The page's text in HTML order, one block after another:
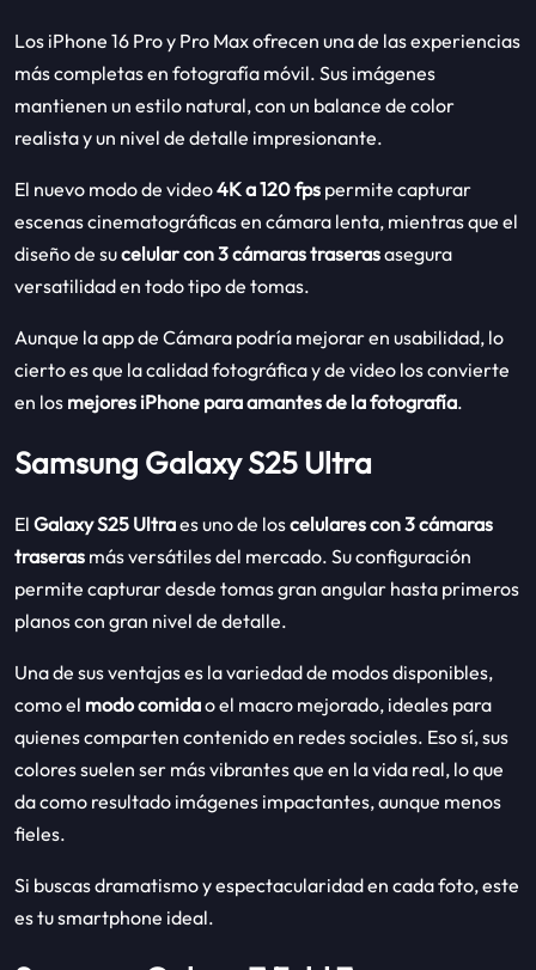
Los iPhone 16 Pro y Pro Max ofrecen una de las experiencias
más completas en fotografía móvil. Sus imágenes
mantienen un estilo natural, con un balance de color
realista y un nivel de detalle impresionante.
El nuevo modo de video4K a 120 fps permite capturar
escenas cinematográficas en cámara lenta, mientras que el
diseño de sucelular con 3 cámaras traserasasegura
versatilidad en todo tipo de tomas.
Aunque la app de Cámara podría mejorar en usabilidad, lo
cierto es que la calidad fotográfica y de video los convierte
en los mejores iPhone para amantes de la fotografía.
Samsung Galaxy S25 Ultra
El Galaxy S25 Ultraes uno de loscelulares con 3 cámaras
traseras más versátiles del mercado. Su configuración
permite capturar desde tomas gran angular hasta primeros
planos con gran nivel de detalle.
Una de sus ventajas es la variedad de modos disponibles,
como el modo comidao el macro mejorado, ideales para
quienes comparten contenido en redes sociales. Eso sí, sus
colores suelen ser más vibrantes que en la vida real, lo que
da como resultado imágenes impactantes, aunque menos
fieles.
Si buscas dramatismo y espectacularidad en cada foto, este
es tu smartphone ideal.